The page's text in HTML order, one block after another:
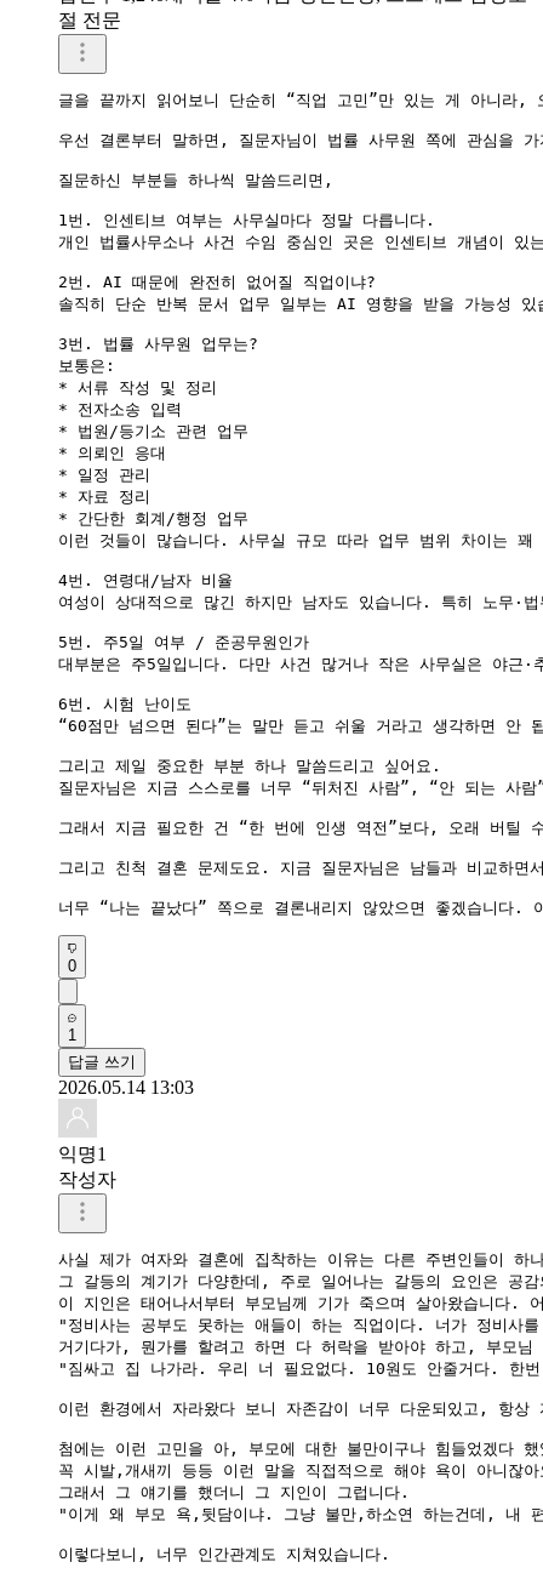
절 전문
글을 끝까지 읽어보니 단순히 “직업 고민”만 있는 게 아니라,
우선 결론부터 말하면, 질문자님이 법률 사무원 쪽에 관심을
질문하신 부분들 하나씩 말씀드리면,
1번. 인센티브 여부는 사무실마다 정말 다릅니다.
개인 법률사무소나 사건 수임 중심인 곳은 인센티브 개념이
2번. AI 때문에 완전히 없어질 직업이냐?
솔직히 단순 반복 문서 업무 일부는 AI 영향을 받을 가능성
3번. 법률 사무원 업무는?
보통은:
* 서류 작성 및 정리
* 전자소송 입력
* 법원/등기소 관련 업무
* 의뢰인 응대
* 일정 관리
* 자료 정리
* 간단한 회계/행정 업무
이런 것들이 많습니다. 사무실 규모 따라 업무 범위 차이는 꽤
4번. 연령대/남자 비율
여성이 상대적으로 많긴 하지만 남자도 있습니다. 특히 노무
5번. 주5일 여부 / 준공무원인가
대부분은 주5일입니다. 다만 사건 많거나 작은 사무실은 야근
6번. 시험 난이도
“60점만 넘으면 된다”는 말만 듣고 쉬울 거라고 생각하면 안
그리고 제일 중요한 부분 하나 말씀드리고 싶어요.
질문자님은 지금 스스로를 너무 “뒤처진 사람”, “안 되는 사
그래서 지금 필요한 건 “한 번에 인생 역전”보다, 오래 버틸
그리고 친척 결혼 문제도요. 지금 질문자님은 남들과 비교하
너무 “나는 끝났다” 쪽으로 결론내리지 않았으면 좋겠습니다
0
1
답글 쓰기
2026.05.14 13:03
익명1
작성자
사실 제가 여자와 결혼에 집착하는 이유는 다른 주변인들이
그 갈등의 계기가 다양한데, 주로 일어나는 갈등의 요인은 공
이 지인은 태어나서부터 부모님께 기가 죽으며 살아왔습니다.
"정비사는 공부도 못하는 애들이 하는 직업이다. 너가 정비사
거기다가, 뭔가를 할려고 하면 다 허락을 받아야 하고, 부모
"짐싸고 집 나가라. 우리 너 필요없다. 10원도 안줄거다. 한
이런 환경에서 자라왔다 보니 자존감이 너무 다운되있고, 항상
첨에는 이런 고민을 아, 부모에 대한 불만이구나 힘들었겠다
꼭 시발,개새끼 등등 이런 말을 직접적으로 해야 욕이 아니잖
그래서 그 얘기를 했더니 그 지인이 그럽니다.
"이게 왜 부모 욕,뒷담이냐. 그냥 불만,하소연 하는건데, 내
이렇다보니, 너무 인간관계도 지쳐있습니다.